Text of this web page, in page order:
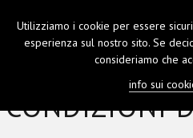
CONDIZIONI
Utilizziamo i cookie per essere
esperienza sul nostro sito. Se
consideriamo che
info sui